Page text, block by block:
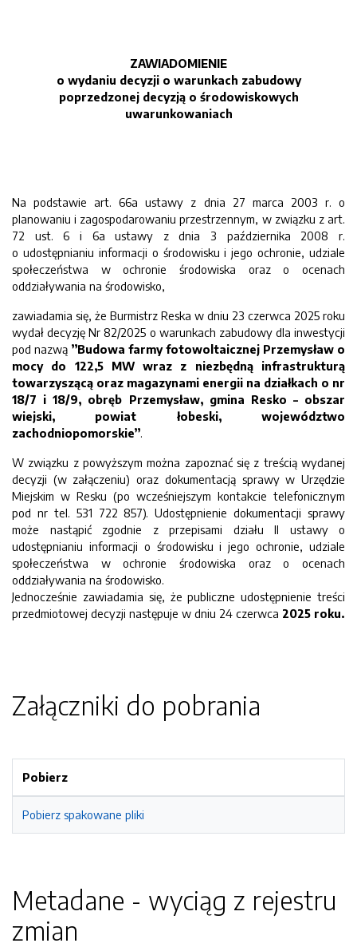
ZAWIADOMIENIE
o wydaniu decyzji o warunkach zabudowy
poprzedzonej decyzją o środowiskowych
uwarunkowaniach
Na podstawie art. 66a ustawy z dnia 27 marca 2003 r. o
planowaniu i zagospodarowaniu przestrzennym, w związku z art.
72 ust. 6 i 6a ustawy z dnia 3 października 2008 r.
o udostępnianiu informacji o środowisku i jego ochronie, udziale
społeczeństwa w ochronie środowiska oraz o ocenach
oddziaływania na środowisko,
zawiadamia się, że Burmistrz Reska w dniu 23 czerwca 2025 roku
wydał decyzję Nr 82/2025 o warunkach zabudowy dla inwestycji
pod nazwą ”Budowa farmy fotowoltaicznej Przemysław o
mocy do 122,5 MW wraz z niezbędną infrastrukturą
towarzyszącą oraz magazynami energii na działkach o nr
18/7 i 18/9, obręb Przemysław, gmina Resko – obszar
wiejski, powiat łobeski, województwo
zachodniopomorskie”.
W związku z powyższym można zapoznać się z treścią wydanej
decyzji (w załączeniu) oraz dokumentacją sprawy w Urzędzie
Miejskim w Resku (po wcześniejszym kontakcie telefonicznym
pod nr tel. 531 722 857). Udostępnienie dokumentacji sprawy
może nastąpić zgodnie z przepisami działu II ustawy o
udostępnianiu informacji o środowisku i jego ochronie, udziale
społeczeństwa w ochronie środowiska oraz o ocenach
oddziaływania na środowisko.
Jednocześnie zawiadamia się, że publiczne udostępnienie treści
przedmiotowej decyzji następuje w dniu 24 czerwca 2025 roku.
Załączniki do pobrania
Pobierz
Pobierz spakowane pliki
Metadane - wyciąg z rejestru
zmian